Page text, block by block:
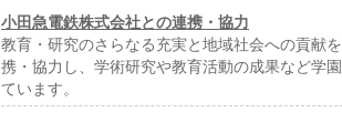
小田急電鉄株式会社との連携・協力
教育・研究のさらなる充実と地域社会への貢献
携・協力し、学術研究や教育活動の成果など学
ています。